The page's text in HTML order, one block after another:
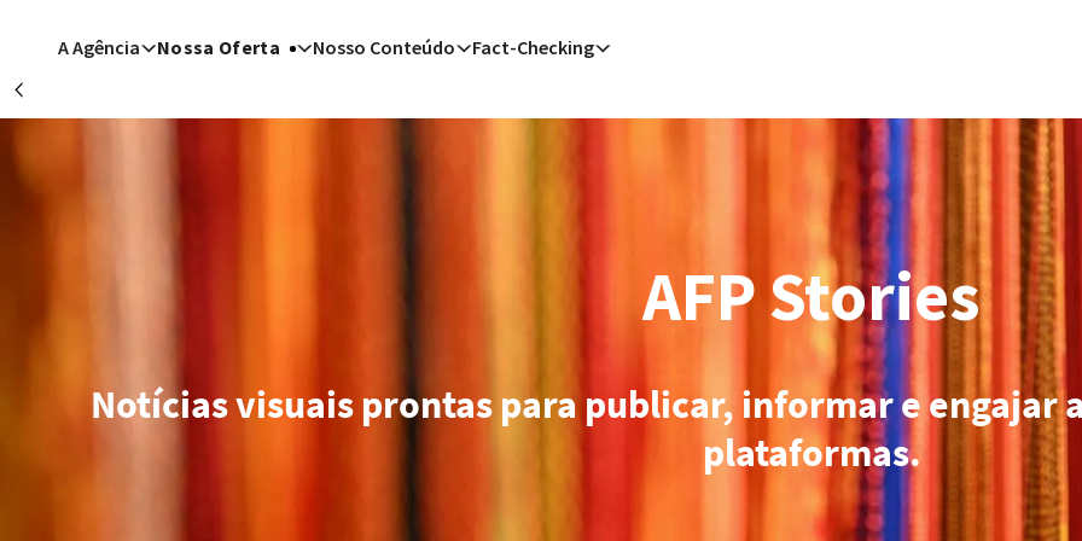
A Agência Nossa Oferta Nosso Conteúdo Fact-Checking
Los Angeles (AFP)| 06/08/2026 - 01:17:07| Homem armado detido em campo de golfe de Trump na Califórnia é
| Candidato progressista Abdul El-Sayed vence primárias democratas no
| Presidente do Irã diz que comunicação com líder supremo é "muito difícil
| Rebeldes houthis do Iêmen afirmam ter atacado dois petroleiros
| Homem armado detido em campo de golfe de Trump na Califórnia é alvo
| EUA anuncia novas acusações e recompensas contra chefes do cartel
| Netanyahu diz que Israel discorda do plano dos EUA para Gaza
| Ataque de mulher com objeto pontiagudo deixa quatro feridos em
| Irã diz ter alcançado acordo com Omã sobre nova rota de navegação em
AFP Stories
Notícias visuais prontas para publicar, informar e engajar
plataformas.